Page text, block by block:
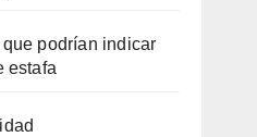
podrían indicar
estafa